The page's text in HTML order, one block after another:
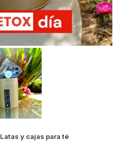
Latas y cajas para té